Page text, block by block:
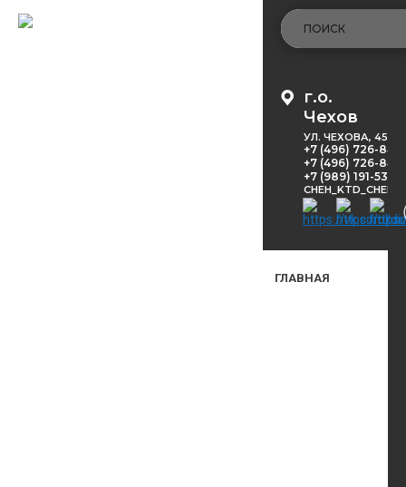
г.о.
Чехов
УЛ. ЧЕХОВА, 45
+7 (496) 726-
+7 (496) 726-
+7 (989) 191-53-
ГЛАВНАЯ